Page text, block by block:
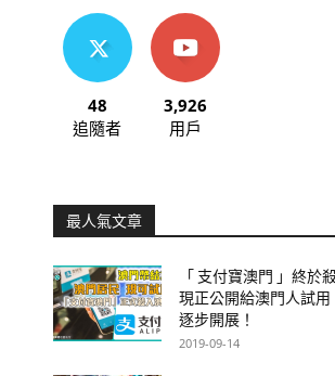
48
追隨者
3,926
用戶
最人氣文章
「 支付寶澳門 」終於
現正公開給澳門人試用
逐步開展！
2019-09-14